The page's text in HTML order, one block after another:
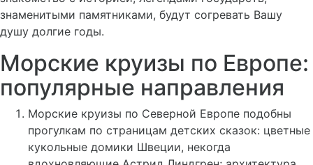
знаменитыми памятниками, будут согревать Вашу
душу долгие годы.
Морские круизы по Европе:
популярные направления
Морские круизы по Северной Европе подобны
прогулкам по страницам детских сказок: цветные
кукольные домики Швеции, некогда